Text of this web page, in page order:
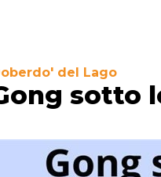
del Lago
sotto